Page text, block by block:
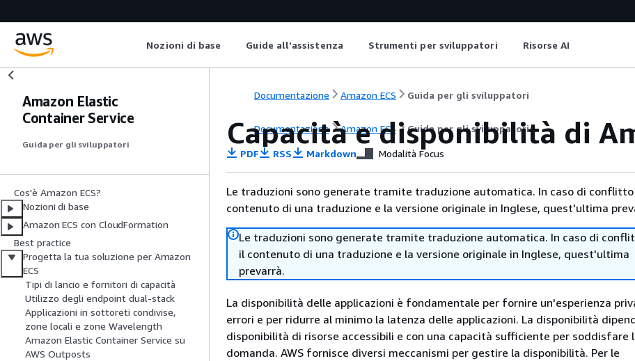
Nozioni di base Guide all'assistenza Strumenti per sviluppatori Risorse AI
Amazon Elastic
Container Service
Guida per gli sviluppatori
Cos'è Amazon ECS?
Nozioni di base
Amazon ECS con CloudFormation
Best practice
Progetta la tua soluzione per Amazon
ECS
Tipi di lancio e fornitori di capacità
Utilizzo degli endpoint dual-stack
Applicazioni in sottoreti condivise,
zone locali e zone Wavelength
Amazon Elastic Container Service su
AWS Outposts
Documentazione Amazon ECS Guida per gli sviluppatori
Documentazione Amazon ECS Guida per gli sviluppatori
Capacità e disponibilità di
PDF RSS Markdown Modalità Focus
Le traduzioni sono generate tramite traduzione automatica. In caso di
contenuto di una traduzione e la versione originale in Inglese, quest'ultima
Le traduzioni sono generate tramite traduzione automatica. In caso di
il contenuto di una traduzione e la versione originale in Inglese, quest'ultima
prevarrà.
La disponibilità delle applicazioni è fondamentale per fornire un'esperienza
errori e per ridurre al minimo la latenza delle applicazioni. La disponibilità
disponibilità di risorse accessibili e con una capacità sufficiente per soddisfare
domanda. AWS fornisce diversi meccanismi per gestire la disponibilità. Per le